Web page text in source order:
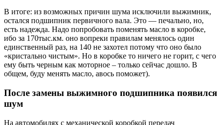
В итоге: из возможных причин шума исключили выжимник,
остался подшипник первичного вала. Это — печально, но,
есть надежда. Надо попробовать поменять масло в коробке,
ибо за 170тыс.км. оно вопреки правилам менялось один
единственный раз, на 140 не захотел потому что оно было
«кристально чистым». Но в коробке то ничего не горит, с чего
ему быть черным как моторное – только сейчас дошло. В
общем, буду менять масло, авось поможет).
После замены выжимного подшипника появился
шум
На автомобилях с механической коробкой передач